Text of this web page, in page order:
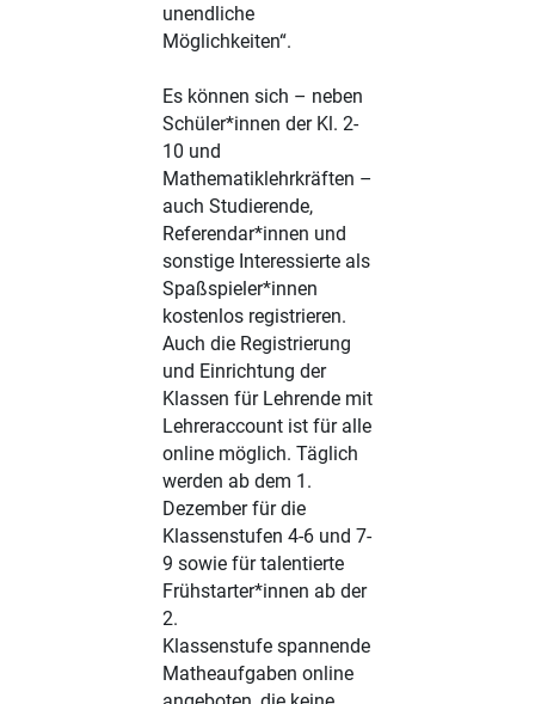
unendliche
Möglichkeiten“.
Es können sich – neben
Schüler*innen der Kl. 2-
10 und
Mathematiklehrkräften –
auch Studierende,
Referendar*innen und
sonstige Interessierte als
Spaßspieler*innen
kostenlos registrieren.
Auch die Registrierung
und Einrichtung der
Klassen für Lehrende mit
Lehreraccount ist für alle
online möglich. Täglich
werden ab dem 1.
Dezember für die
Klassenstufen 4-6 und 7-
9 sowie für talentierte
Frühstarter*innen ab der
2.
Klassenstufe spannende
Matheaufgaben online